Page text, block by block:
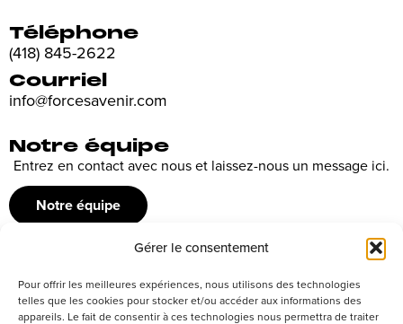
Gérer le consentement
Pour offrir les meilleures expériences, nous utilisons des technologies
telles que les cookies pour stocker et/ou accéder aux informations des
appareils. Le fait de consentir à ces technologies nous permettra de traiter
Téléphone
(418) 845-2622
Courriel
info@forcesavenir.com
Notre équipe
Entrez en contact avec nous et laissez-nous un message ici.
Notre équipe
Recrutement
Découvrez nos offres d’emploi ou envoyez votre candidature